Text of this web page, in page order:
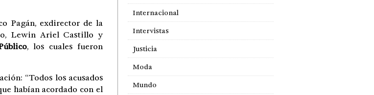
Pagán, exdirector de la
Lewin Ariel Castillo y
, los cuales fueron
“Todos los acusados
habían acordado con el
Internacional
Intervistas
Justicia
Moda
Mundo